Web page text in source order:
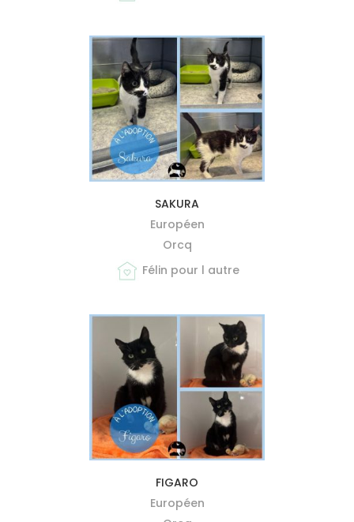
MIEUX ME CONNAÎTRE
SAKURA
Européen
Orcq
Félin pour l autre
MIEUX ME CONNAÎTRE
FIGARO
Européen